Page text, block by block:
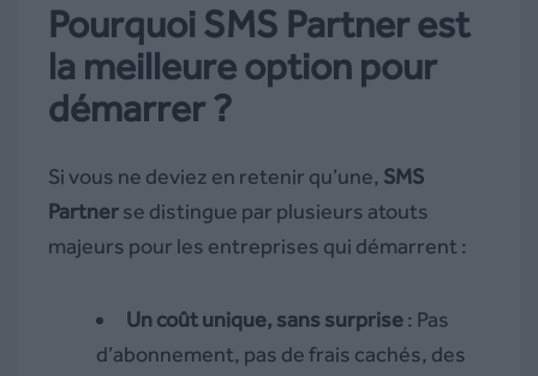
Pourquoi SMS Partner est
la meilleure option pour
démarrer ?
Si vous ne deviez en retenir qu’une, SMS
Partnerse distingue par plusieurs atouts
majeurs pour les entreprises qui démarrent :
Un coût unique, sans surprise: Pas
d’abonnement, pas de frais cachés, des